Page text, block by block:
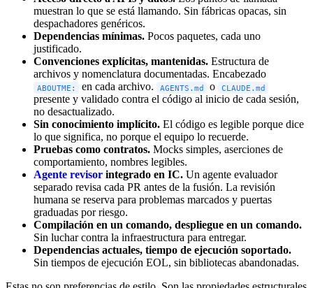
muestran lo que se está llamando. Sin fábricas opacas, sin
despachadores genéricos.
Dependencias mínimas. Pocos paquetes, cada uno
justificado.
Convenciones explícitas, mantenidas. Estructura de
archivos y nomenclatura documentadas. Encabezado
ABOUTME: en cada archivo. AGENTS.md o CLAUDE.md
presente y validado contra el código al inicio de cada sesión,
no desactualizado.
Sin conocimiento implícito. El código es legible porque dice
lo que significa, no porque el equipo lo recuerde.
Pruebas como contratos. Mocks simples, aserciones de
comportamiento, nombres legibles.
Agente revisor integrado en IC. Un agente evaluador
separado revisa cada PR antes de la fusión. La revisión
humana se reserva para problemas marcados y puertas
graduadas por riesgo.
Compilación en un comando, despliegue en un comando.
Sin luchar contra la infraestructura para entregar.
Dependencias actuales, tiempo de ejecución soportado.
Sin tiempos de ejecución EOL, sin bibliotecas abandonadas.